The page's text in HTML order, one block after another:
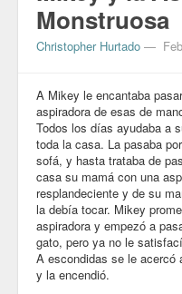
Academia
Books
CV
Papers
Community
Business
Keynotes
Monstruosa
Christopher Hurtado —
A Mikey le encantaba
aspiradora de esas de
Todos los días ayudaba a
toda la casa. La pasaba
sofá, y hasta trataba de
casa su mamá con una
resplandeciente y de su
la debía tocar. Mikey
aspiradora y empezó a
gato, pero ya no le
A escondidas se le acercó
y la encendió.